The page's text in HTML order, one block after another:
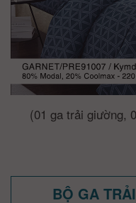
(01 ga trải giường,
BỘ GA